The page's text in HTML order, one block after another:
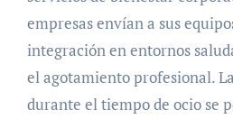
empresas envían a sus
integración en entornos
el agotamiento profesional.
durante el tiempo de ocio se